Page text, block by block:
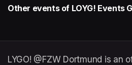
Other events of LOYG! Events
LYGO! @FZW Dortmund is an